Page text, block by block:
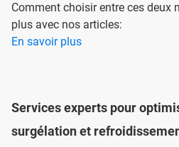
Comment choisir entre ces deux
plus avec nos articles:
En savoir plus
Services experts pour
surgélation et